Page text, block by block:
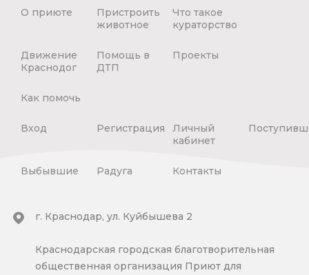
О приюте
Пристроить
животное
Что такое
кураторство
Движение
Краснодог
Помощь в
ДТП
Проекты
Как помочь
Вход Регистрация
Личный
кабинет
Выбывшие Радуга Контакты
г. Краснодар, ул. Куйбышева 2
Краснодарская городская благотворительная
общественная организация Приют для